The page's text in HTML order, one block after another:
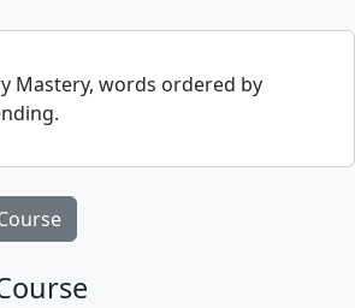
Mastery, words ordered by